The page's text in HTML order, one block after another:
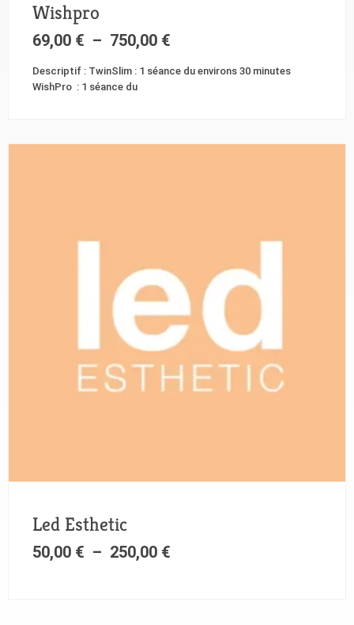
Wishpro
69,00 € – 750,00 €
Descriptif : TwinSlim : 1 séance du environs 30 minutes
WishPro : 1 séance du
Led Esthetic
50,00 € – 250,00 €